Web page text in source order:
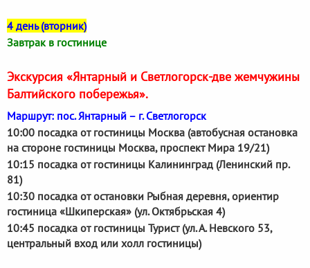
4 день (вторник)
Завтрак в гостинице
Экскурсия «Янтарный и Светлогорск-две жемчужины
Балтийского побережья».
Маршрут: пос. Янтарный – г. Светлогорск
10:00 посадка от гостиницы Москва (автобусная остановка
на стороне гостиницы Москва, проспект Мира 19/21)
10:15 посадка от гостиницы Калининград (Ленинский пр.
81)
10:30 посадка от остановки Рыбная деревня, ориентир
гостиница «Шкиперская» (ул. Октябрьская 4)
10:45 посадка от гостиницы Турист (ул. А. Невского 53,
центральный вход или холл гостиницы)